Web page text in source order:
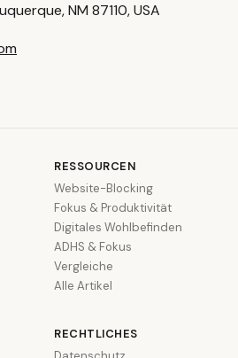
NM 87110, USA
RESSOURCEN
Website-Blocking
Fokus & Produktivität
Digitales Wohlbefinden
ADHS & Fokus
Vergleiche
Alle Artikel
RECHTLICHES